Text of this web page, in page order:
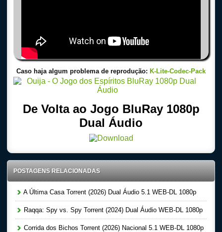
Caso haja algum problema de reprodução: K-Lite-Codec-Pack
De Volta ao Jogo BluRay 1080p
Dual Áudio
POSTAGENS RELACIONADAS
A Última Casa Torrent (2026) Dual Áudio 5.1 WEB-DL 1080p
Raqqa: Spy vs. Spy Torrent (2024) Dual Áudio WEB-DL 1080p
Corrida dos Bichos Torrent (2026) Nacional 5.1 WEB-DL 1080p